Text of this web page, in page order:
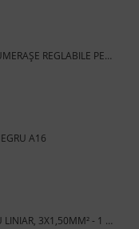
EASY ROLLERS - UMERAȘE REGLABILE PENTRU LĂMPI (TIP ROLE YO-YO)
A16
CABLU PE METRU LINIAR, 3X1,50MM² - 1 M. (FARA PRIZA)